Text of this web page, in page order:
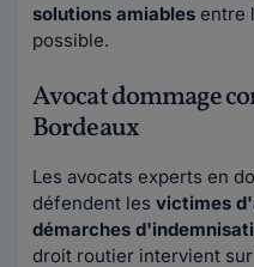
solutions amiables entre
possible.
Avocat dommage
Bordeaux
Les avocats experts en
défendent les victimes
démarches
droit routier intervient